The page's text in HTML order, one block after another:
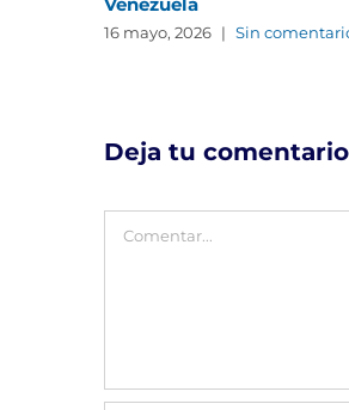
16 mayo, 2026 | Sin
Deja tu comentario
Comentar